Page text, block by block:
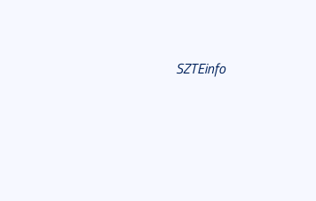
SZTEinfo